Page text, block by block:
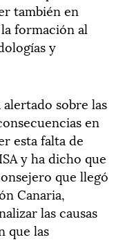
también en
formación al
y
sobre las
en
esta falta de
y ha dicho que
que llegó
Canaria,
las causas
que las